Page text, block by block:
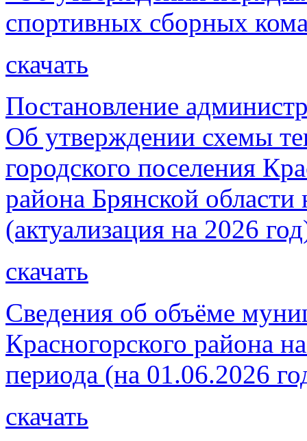
спортивных сборных
скачать
Постановление
Об утверждении схемы
городского поселения
района Брянской
(актуализация на 2026
скачать
Сведения об объёме
Красногорского района
периода (на 01.06.2026
скачать